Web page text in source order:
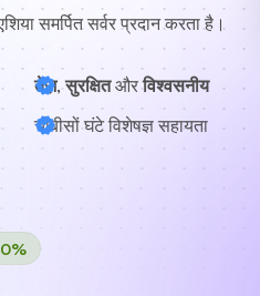
समर्पित सर्वर प्रदान करता है।
तेज़, सुरक्षितऔरविश्वसनीय
चौबीसों घंटेविशेषज्ञ सहायता